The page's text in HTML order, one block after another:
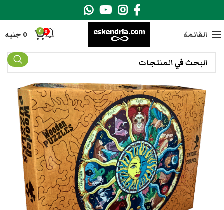
القائمة 0
0
0 جنيه